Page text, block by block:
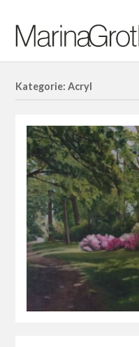
Kategorie: Acryl